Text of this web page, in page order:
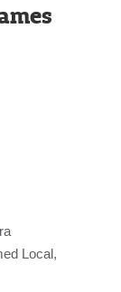
Local,